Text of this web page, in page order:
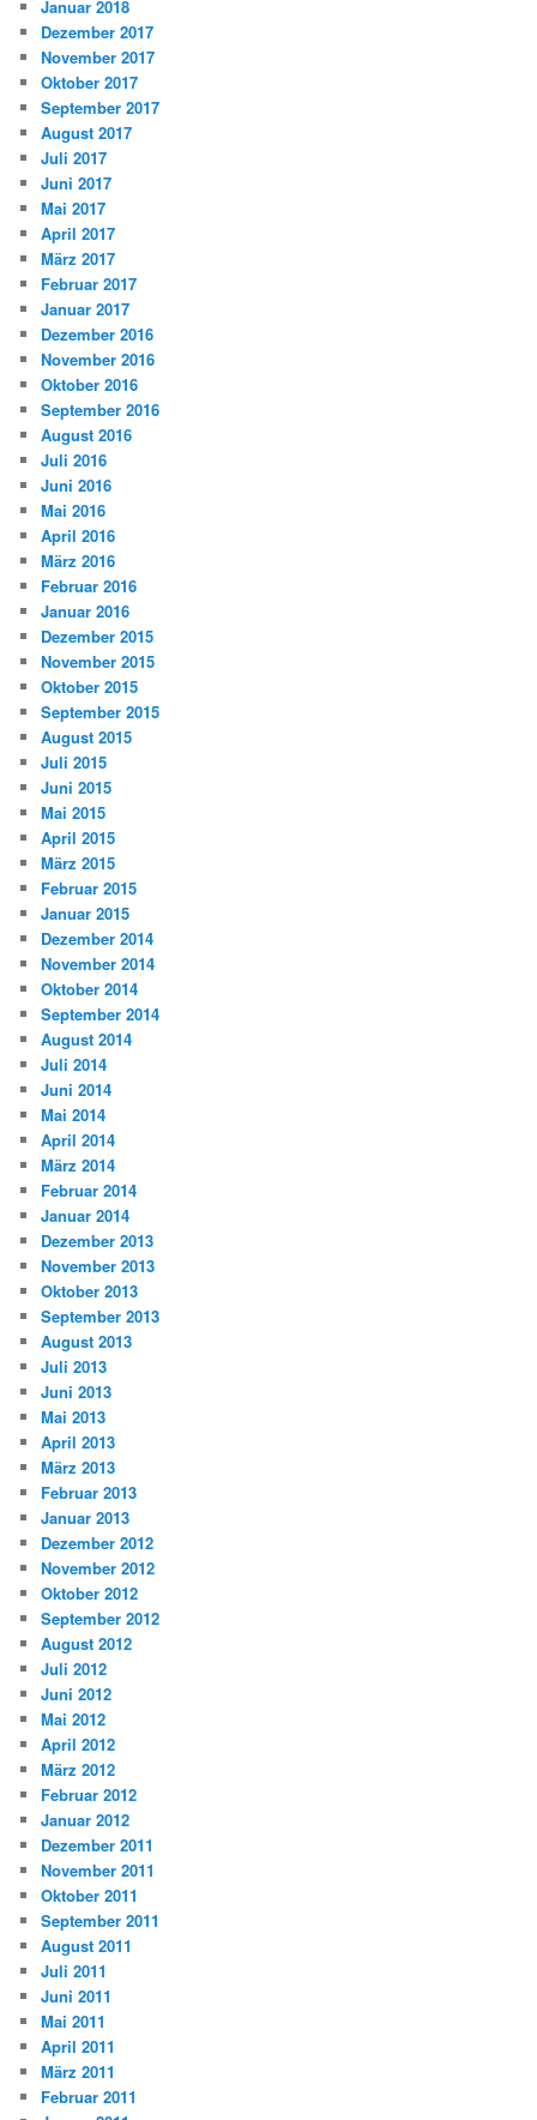
Januar 2018
Dezember 2017
November 2017
Oktober 2017
September 2017
August 2017
Juli 2017
Juni 2017
Mai 2017
April 2017
März 2017
Februar 2017
Januar 2017
Dezember 2016
November 2016
Oktober 2016
September 2016
August 2016
Juli 2016
Juni 2016
Mai 2016
April 2016
März 2016
Februar 2016
Januar 2016
Dezember 2015
November 2015
Oktober 2015
September 2015
August 2015
Juli 2015
Juni 2015
Mai 2015
April 2015
März 2015
Februar 2015
Januar 2015
Dezember 2014
November 2014
Oktober 2014
September 2014
August 2014
Juli 2014
Juni 2014
Mai 2014
April 2014
März 2014
Februar 2014
Januar 2014
Dezember 2013
November 2013
Oktober 2013
September 2013
August 2013
Juli 2013
Juni 2013
Mai 2013
April 2013
März 2013
Februar 2013
Januar 2013
Dezember 2012
November 2012
Oktober 2012
September 2012
August 2012
Juli 2012
Juni 2012
Mai 2012
April 2012
März 2012
Februar 2012
Januar 2012
Dezember 2011
November 2011
Oktober 2011
September 2011
August 2011
Juli 2011
Juni 2011
Mai 2011
April 2011
März 2011
Februar 2011